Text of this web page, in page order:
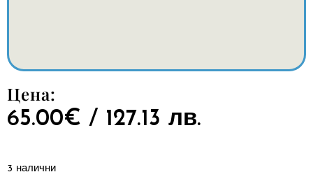
Цена:
65.00€ / 127.13 лв.
3 налични